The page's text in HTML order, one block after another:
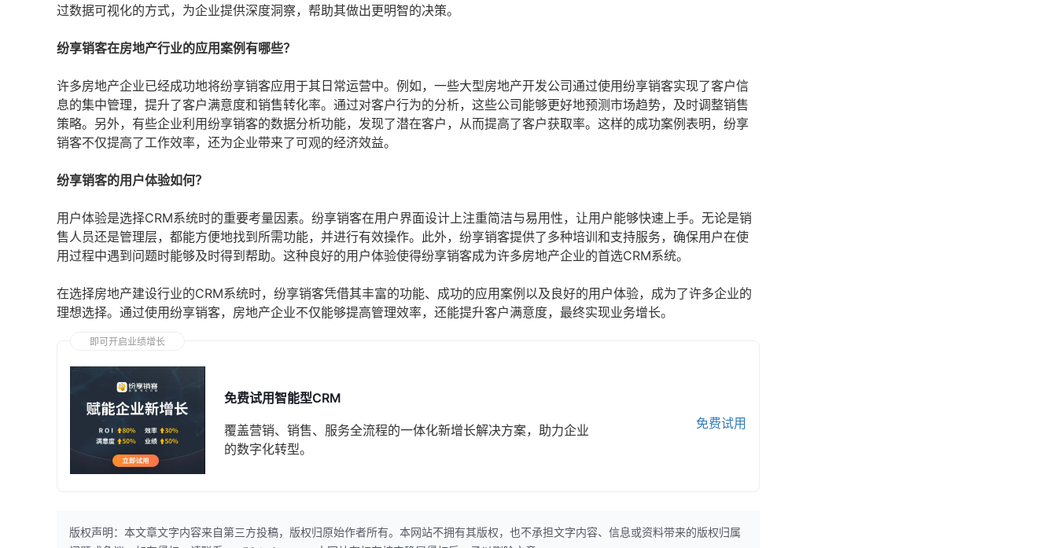
过数据可视化的方式，为企业提供深度洞察，帮助其做出更明智的决策。
纷享销客在房地产行业的应用案例有哪些？
许多房地产企业已经成功地将纷享销客应用于其日常运营中。例如，一些大型房地产开发公司通过使用纷享销客实现了客户信
息的集中管理，提升了客户满意度和销售转化率。通过对客户行为的分析，这些公司能够更好地预测市场趋势，及时调整销售
策略。另外，有些企业利用纷享销客的数据分析功能，发现了潜在客户，从而提高了客户获取率。这样的成功案例表明，纷享
销客不仅提高了工作效率，还为企业带来了可观的经济效益。
纷享销客的用户体验如何？
用户体验是选择CRM系统时的重要考量因素。纷享销客在用户界面设计上注重简洁与易用性，让用户能够快速上手。无论是销
售人员还是管理层，都能方便地找到所需功能，并进行有效操作。此外，纷享销客提供了多种培训和支持服务，确保用户在使
用过程中遇到问题时能够及时得到帮助。这种良好的用户体验使得纷享销客成为许多房地产企业的首选CRM系统。
在选择房地产建设行业的CRM系统时，纷享销客凭借其丰富的功能、成功的应用案例以及良好的用户体验，成为了许多企业的
理想选择。通过使用纷享销客，房地产企业不仅能够提高管理效率，还能提升客户满意度，最终实现业务增长。
即可开启业绩增长
免费试用智能型CRM
覆盖营销、销售、服务全流程的一体化新增长解决方案，助力企业
的数字化转型。
免费试用
版权声明：本文章文字内容来自第三方投稿，版权归原始作者所有。本网站不拥有其版权，也不承担文字内容、信息或资料带来的版权归属